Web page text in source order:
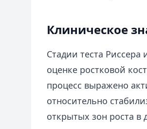
Клиническое
Стадии теста
оценке ростковой
процесс выражено
относительно
открытых зон роста в